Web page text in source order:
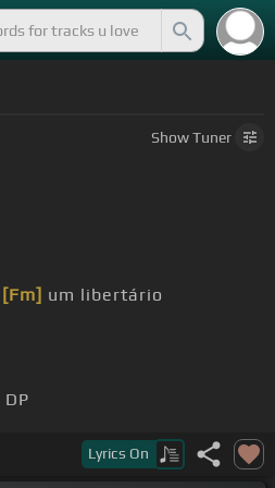
ShowTuner
[Fm] um libertário
DP
mas também se
Ou te fazer viver como
Lyrics On